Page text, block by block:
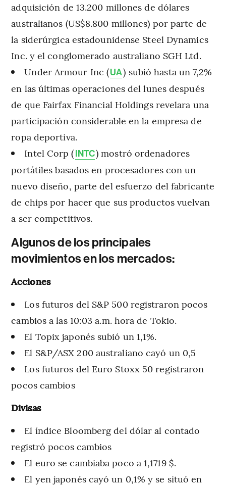
adquisición de 13.200 millones de dólares
australianos (US$8.800 millones) por parte de
la siderúrgica estadounidense Steel Dynamics
Inc. y el conglomerado australiano SGH Ltd.
Under Armour Inc (UA) subió hasta un 7,2%
en las últimas operaciones del lunes después
de que Fairfax Financial Holdings revelara una
participación considerable en la empresa de
ropa deportiva.
Intel Corp (INTC) mostró ordenadores
portátiles basados en procesadores con un
nuevo diseño, parte del esfuerzo del fabricante
de chips por hacer que sus productos vuelvan
a ser competitivos.
Algunos de los principales
movimientos en los mercados:
Acciones
Los futuros del S&P 500 registraron pocos
cambios a las 10:03 a.m. hora de Tokio.
El Topix japonés subió un 1,1%.
El S&P/ASX 200 australiano cayó un 0,5
Los futuros del Euro Stoxx 50 registraron
pocos cambios
Divisas
El índice Bloomberg del dólar al contado
registró pocos cambios
El euro se cambiaba poco a 1,1719 $.
El yen japonés cayó un 0,1% y se situó en